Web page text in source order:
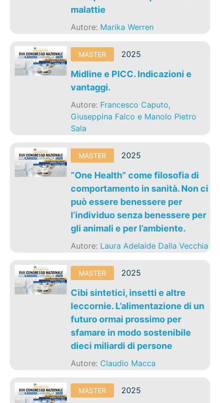
malattie
Autore: Marika Werren
MASTER 2025
Midline e PICC. Indicazioni e
vantaggi.
Autore: Francesco Caputo,
Giuseppina Falco e Manolo Pietro
Sala
MASTER 2025
“One Health” come filosofia di
comportamento in sanità. Non ci
può essere benessere per
l’individuo senza benessere per
gli animali e per l’ambiente.
Autore: Laura Adelaide Dalla Vecchia
MASTER 2025
Cibi sintetici, insetti e altre
leccornie. L’alimentazione di un
futuro ormai prossimo per
sfamare in modo sostenibile
dieci miliardi di persone
Autore: Claudio Macca
MASTER 2025